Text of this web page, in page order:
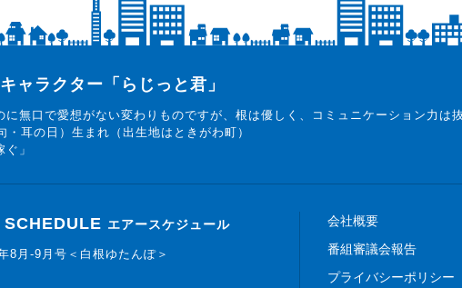
ャラクター「らじっと君」
に無口で愛想がない変わりものですが、根は優しく、コミュニケーション力は
・耳の日）生まれ（出生地はときがわ町）
」
エアースケジュール
8月-9月号＜白根ゆたんぽ＞
会社概要
番組審議会報告
プライバシーポリシー